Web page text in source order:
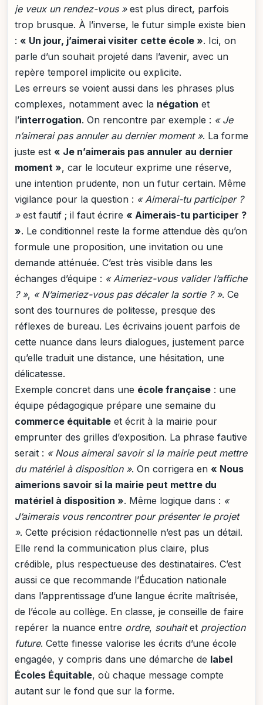
je veux un rendez-vous »est plus direct, parfois
trop brusque. À l’inverse, le futur simple existe bien
: « Un jour, j’aimerai visiter cette école ». Ici, on
parle d’un souhait projeté dans l’avenir, avec un
repère temporel implicite ou explicite.
Les erreurs se voient aussi dans les phrases plus
complexes, notamment avec la négation et
l’interrogation. On rencontre par exemple : « Je
n’aimerai pas annuler au dernier moment ». La forme
juste est « Je n’aimerais pas annuler au dernier
moment », car le locuteur exprime une réserve,
une intention prudente, non un futur certain. Même
vigilance pour la question : « Aimerai-tu participer ?
»est fautif ; il faut écrire « Aimerais-tu participer ?
». Le conditionnel reste la forme attendue dès qu’on
formule une proposition, une invitation ou une
demande atténuée. C’est très visible dans les
échanges d’équipe : « Aimeriez-vous valider l’affiche
? », « N’aimeriez-vous pas décaler la sortie ? ». Ce
sont des tournures de politesse, presque des
réflexes de bureau. Les écrivains jouent parfois de
cette nuance dans leurs dialogues, justement parce
qu’elle traduit une distance, une hésitation, une
délicatesse.
Exemple concret dans une école française : une
équipe pédagogique prépare une semaine du
commerce équitable et écrit à la mairie pour
emprunter des grilles d’exposition. La phrase fautive
serait : « Nous aimerai savoir si la mairie peut mettre
du matériel à disposition ». On corrigera en « Nous
aimerions savoir si la mairie peut mettre du
matériel à disposition ». Même logique dans : «
J’aimerais vous rencontrer pour présenter le projet
». Cette précision rédactionnelle n’est pas un détail.
Elle rend la communication plus claire, plus
crédible, plus respectueuse des destinataires. C’est
aussi ce que recommande l’Éducation nationale
dans l’apprentissage d’une langue écrite maîtrisée,
de l’école au collège. En classe, je conseille de faire
repérer la nuance entre ordre, souhaitet projection
future. Cette finesse valorise les écrits d’une école
engagée, y compris dans une démarche de label
Écoles Équitable, où chaque message compte
autant sur le fond que sur la forme.